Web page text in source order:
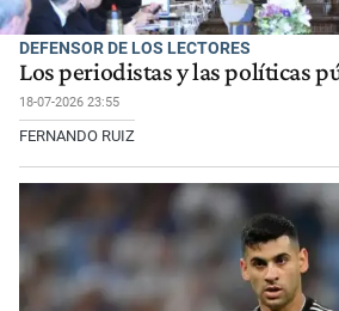
DEFENSOR DE LOS LECTORES
Los periodistas y las políticas
18-07-2026 23:55
FERNANDO RUIZ